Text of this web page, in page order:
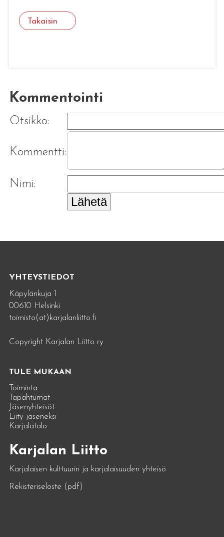
Takaisin
Kommentointi
Otsikko:
Kommentti:
Nimi:
Lähetä
YHTEYSTIEDOT
Käpylänkuja 1
00610 Helsinki
toimisto(at)karjalanliitto.fi
Copyright Karjalan Liitto ry
TULE MUKAAN
Toiminta
Tapahtumat
Jäsenyhteisöt
Liity jäseneksi
Karjalatalo
Karjalan Liitto
Karjalaisen kulttuurin ja karjalaisuuden yhteisö
Rekisteriseloste (pdf)